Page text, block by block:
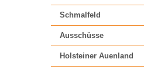
Schmalfeld
Ausschüsse
Holsteiner Auenland